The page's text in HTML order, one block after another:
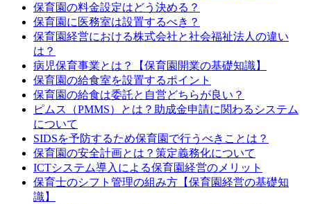
保育園の料金設定はどう決める？
保育園に医務室は設置するべき？
保育園経営における株式会社と社会福祉法人の違い
は？
病児保育事業とは？【保育園開業の基礎知識】
保育園の給食室を設置するポイント
保育園の給食は委託と自営どちらが良い？
ピムス（PMMS）とは？助成金申請に関わるシステム
について
SIDSを予防するため保育園で行うべきことは？
保育園の安全計画とは？策定義務化について
ICTシステム導入による保育園経営のメリット
保育士のシフト管理の組み方【保育園経営の基礎知
識】